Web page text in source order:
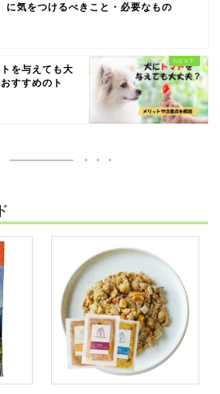
に気をつけるべきこと・必要なもの
を与えても大
すすめのト